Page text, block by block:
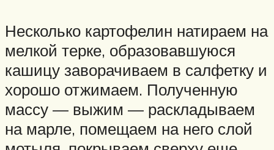
Несколько картофелин натираем на
мелкой терке, образовавшуюся
кашицу заворачиваем в салфетку и
хорошо отжимаем. Полученную
массу — выжим — раскладываем
на марле, помещаем на него слой